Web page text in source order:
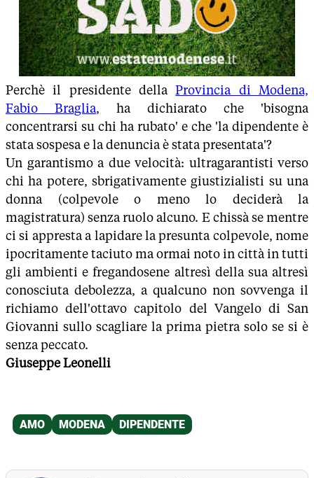
Perchè il presidente dellaProvincia di Modena,
Fabio Braglia, ha dichiarato che 'bisogna
concentrarsi su chi ha rubato' e che 'la dipendente è
stata sospesa e la denuncia è stata presentata'?
Un garantismo a due velocità: ultragarantisti verso
chi ha potere, sbrigativamente giustizialisti su una
donna (colpevole o meno lo deciderà la
magistratura) senza ruolo alcuno. E chissà se mentre
ci si appresta a lapidare la presunta colpevole, nome
ipocritamente taciuto ma ormai noto in città in tutti
gli ambienti e fregandosene altresì della sua altresì
conosciuta debolezza, a qualcuno non sovvenga il
richiamo dell'ottavo capitolo del Vangelo di San
Giovanni sullo scagliare la prima pietra solo se si è
senza peccato.
Giuseppe Leonelli